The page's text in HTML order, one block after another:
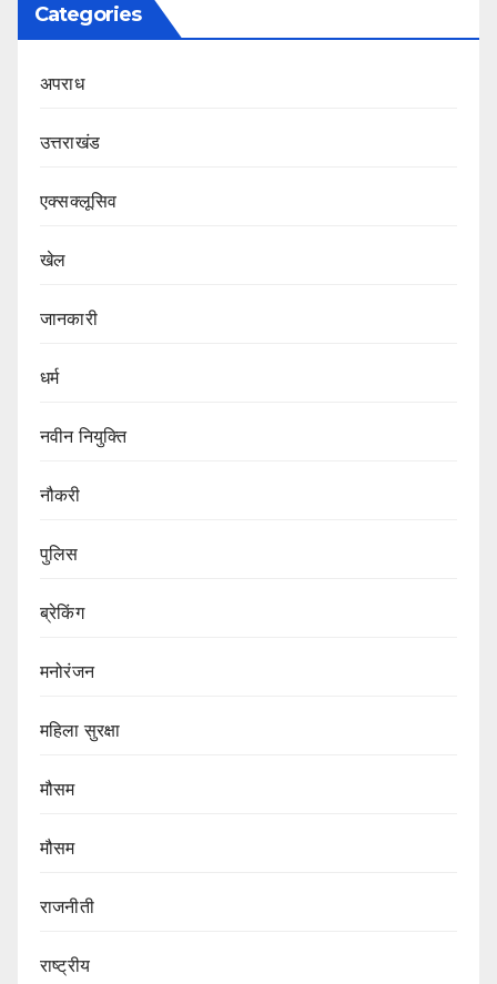
Categories
अपराध
उत्तराखंड
एक्सक्लूसिव
खेल
जानकारी
धर्म
नवीन नियुक्ति
नौकरी
पुलिस
ब्रेकिंग
मनोरंजन
महिला सुरक्षा
मौसम
मौसम
राजनीती
राष्ट्रीय